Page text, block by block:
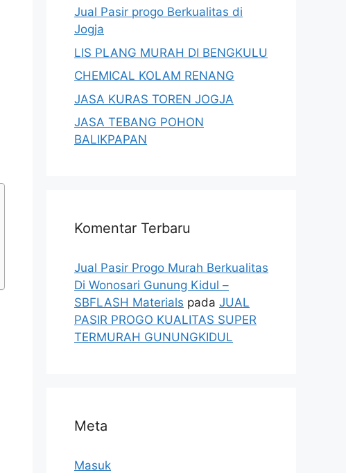
Jual Pasir progo Berkualitas di
Jogja
LIS PLANG MURAH DI BENGKULU
CHEMICAL KOLAM RENANG
JASA KURAS TOREN JOGJA
JASA TEBANG POHON
BALIKPAPAN
Komentar Terbaru
Jual Pasir Progo Murah Berkualitas
Di Wonosari Gunung Kidul –
SBFLASH Materials pada JUAL
PASIR PROGO KUALITAS SUPER
TERMURAH GUNUNGKIDUL
Meta
Masuk